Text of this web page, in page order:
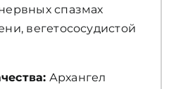
спазмах
вегетососудистой
Архангел